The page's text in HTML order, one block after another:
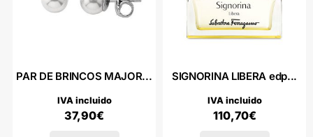
PAR DE BRINCOS MAJOR...
37,90€
IVA incluido
SIGNORINA LIBERA edp...
110,70€
IVA incluido